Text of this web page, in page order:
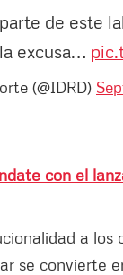
de este
excusa…
(@IDRD)
con el
a
se convierte